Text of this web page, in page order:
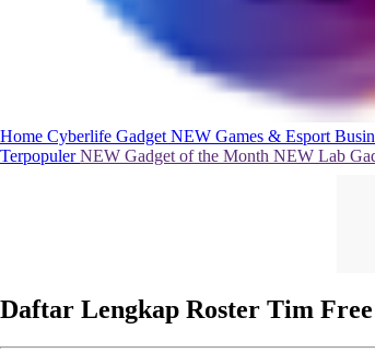
Home Cyberlife Gadget NEW Games & Esport
TerpopulerNEW Gadget of the Month NEW Lab
Daftar Lengkap Roster Tim